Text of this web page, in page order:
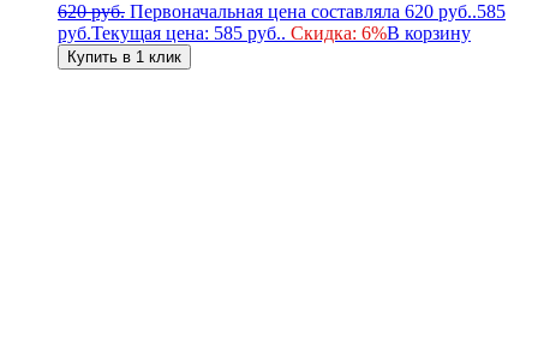
620руб. Первоначальная цена составляла 620 руб..585
руб.Текущая цена: 585 руб.. Скидка: 6%В корзину
Купить в 1 клик